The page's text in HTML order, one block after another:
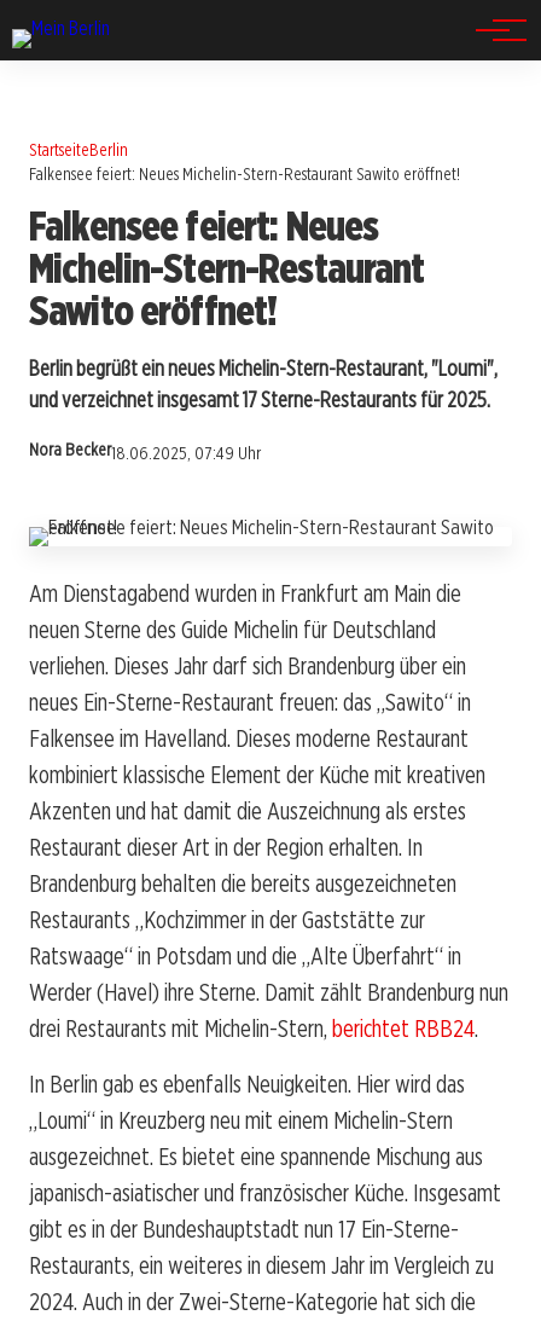
StartseiteBerlin
Falkensee feiert: Neues Michelin-Stern-Restaurant Sawito eröffnet!
Falkensee feiert: Neues
Michelin-Stern-Restaurant
Sawito eröffnet!
Berlin begrüßt ein neues Michelin-Stern-Restaurant, "Loumi",
und verzeichnet insgesamt 17 Sterne-Restaurants für 2025.
Nora Becker18.06.2025, 07:49 Uhr
Am Dienstagabend wurden in Frankfurt am Main die
neuen Sterne des Guide Michelin für Deutschland
verliehen. Dieses Jahr darf sich Brandenburg über ein
neues Ein-Sterne-Restaurant freuen: das „Sawito“ in
Falkensee im Havelland. Dieses moderne Restaurant
kombiniert klassische Element der Küche mit kreativen
Akzenten und hat damit die Auszeichnung als erstes
Restaurant dieser Art in der Region erhalten. In
Brandenburg behalten die bereits ausgezeichneten
Restaurants „Kochzimmer in der Gaststätte zur
Ratswaage“ in Potsdam und die „Alte Überfahrt“ in
Werder (Havel) ihre Sterne. Damit zählt Brandenburg nun
drei Restaurants mit Michelin-Stern, berichtet RBB24.
In Berlin gab es ebenfalls Neuigkeiten. Hier wird das
„Loumi“ in Kreuzberg neu mit einem Michelin-Stern
ausgezeichnet. Es bietet eine spannende Mischung aus
japanisch-asiatischer und französischer Küche. Insgesamt
gibt es in der Bundeshauptstadt nun 17 Ein-Sterne-
Restaurants, ein weiteres in diesem Jahr im Vergleich zu
2024. Auch in der Zwei-Sterne-Kategorie hat sich die